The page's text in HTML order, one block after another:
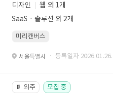
디자인
웹 외 1개
SaaSㆍ솔루션 외 2개
미리캔버스
서울특별시 · 등록일자 2026.01.26.
📔 외주 모집 중